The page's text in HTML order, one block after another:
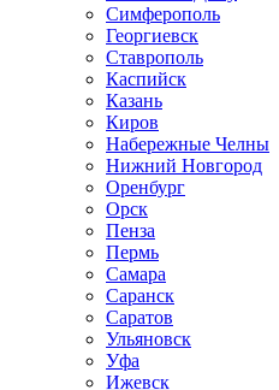
Симферополь
Георгиевск
Ставрополь
Каспийск
Казань
Киров
Набережные Челны
Нижний Новгород
Оренбург
Орск
Пенза
Пермь
Самара
Саранск
Саратов
Ульяновск
Уфа
Ижевск